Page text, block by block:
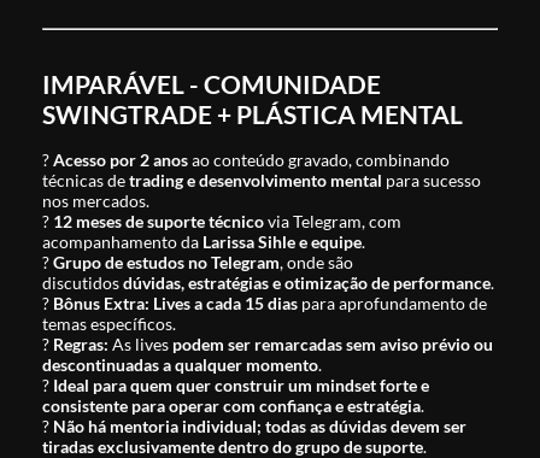
IMPARÁVEL - COMUNIDADE
SWINGTRADE + PLÁSTICA MENTAL
?Acesso por 2 anosao conteúdo gravado, combinando
técnicas detrading e desenvolvimento mental para sucesso
nos mercados.
? 12 meses de suporte técnicovia Telegram, com
acompanhamento da Larissa Sihle e equipe.
?Grupo de estudos no Telegram, onde são
discutidosdúvidas, estratégias e otimização de performance.
? Bônus Extra: Lives a cada 15 dias para aprofundamento de
temas específicos.
? Regras: As lives podem ser remarcadas sem aviso prévio ou
descontinuadas a qualquer momento.
? Ideal para quem quer construir um mindset forte e
consistente para operar com confiança e estratégia.
? Não há mentoria individual; todas as dúvidas devem ser
tiradas exclusivamente dentro do grupo de suporte.